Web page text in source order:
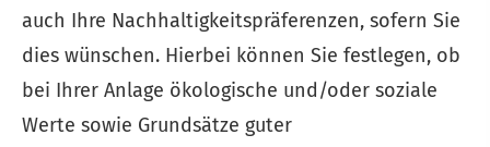
auch Ihre Nachhaltigkeitspräferenzen, sofern Sie
dies wünschen. Hierbei können Sie festlegen, ob
bei Ihrer Anlage ökologische und/oder soziale
Werte sowie Grundsätze guter